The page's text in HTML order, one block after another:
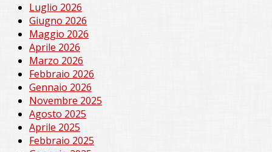
Luglio 2026
Giugno 2026
Maggio 2026
Aprile 2026
Marzo 2026
Febbraio 2026
Gennaio 2026
Novembre 2025
Agosto 2025
Aprile 2025
Febbraio 2025